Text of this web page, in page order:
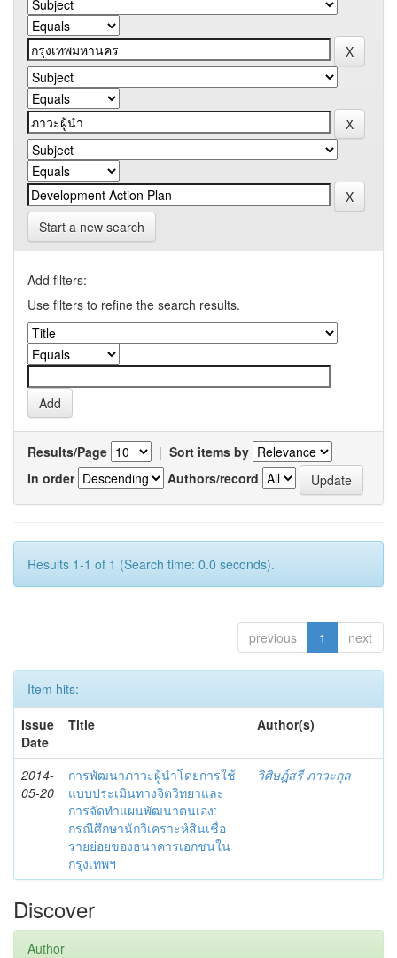
Start a new search
Add filters:
Use filters to refine the search results.
Results/Page | Sort items by
In order
Authors/record
Results 1-1 of 1 (Search time: 0.0 seconds).
previous 1 next
Item hits:
Issue
Date
Title Author(s)
2014-
05-20
การพัฒนาภาวะผู้นำโดยการใช้
แบบประเมินทางจิตวิทยาและ
การจัดทำแผนพัฒนาตนเอง:
กรณีศึกษานักวิเคราะห์สินเชื่อ
รายย่อยของธนาคารเอกชนใน
กรุงเทพฯ
วิศิษฎ์สรี ภาวะกุล
Discover
Author